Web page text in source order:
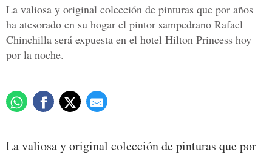
La valiosa y original colección de pinturas que por años
ha atesorado en su hogar el pintor sampedrano Rafael
Chinchilla será expuesta en el hotel Hilton Princess hoy
por la noche.
La valiosa y original colección de pinturas que por